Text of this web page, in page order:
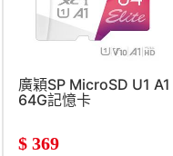
廣穎SP MicroSD U1 A1
64G記憶卡
$ 369